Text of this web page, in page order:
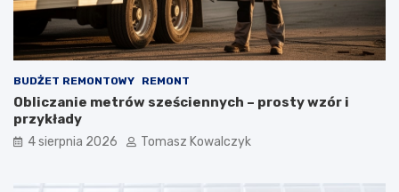
BUDŻET REMONTOWY REMONT
Obliczanie metrów sześciennych – prosty wzór i
przykłady
4 sierpnia 2026 Tomasz Kowalczyk